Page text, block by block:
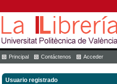
Principal Contáctenos Acceder
Usuario registrado